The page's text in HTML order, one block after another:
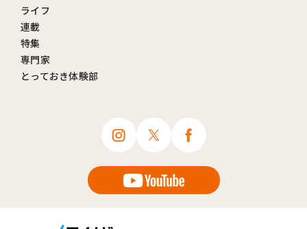
ライフ
連載
特集
専門家
とっておき体験部